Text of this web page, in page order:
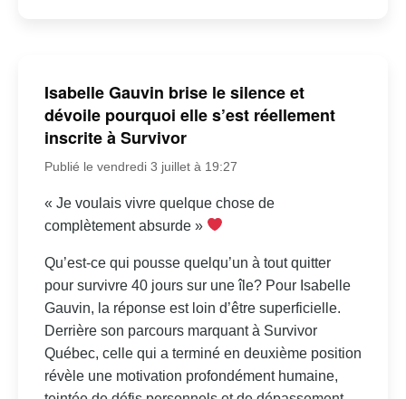
Isabelle Gauvin brise le silence et
dévoile pourquoi elle s’est réellement
inscrite à Survivor
Publié le vendredi 3 juillet à 19:27
« Je voulais vivre quelque chose de
complètement absurde »
Qu’est-ce qui pousse quelqu’un à tout quitter
pour survivre 40 jours sur une île? Pour Isabelle
Gauvin, la réponse est loin d’être superficielle.
Derrière son parcours marquant à Survivor
Québec, celle qui a terminé en deuxième position
révèle une motivation profondément humaine,